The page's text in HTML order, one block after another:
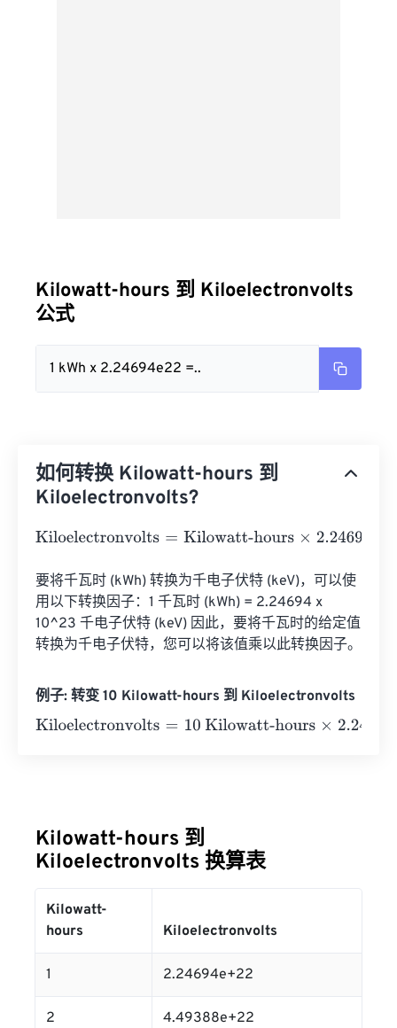
Kilowatt-hours 到 Kiloelectronvolts
公式
1 kWh x 2.24694e22 =..
如何转换 Kilowatt-hours 到
Kiloelectronvolts?
Kiloelectronvolts=Kilowatt-hours×2.24694 e22
要将千瓦时 (kWh) 转换为千电子伏特 (keV)，可以使
用以下转换因子：1 千瓦时 (kWh) = 2.24694 x
10^23 千电子伏特 (keV) 因此，要将千瓦时的给定值
转换为千电子伏特，您可以将该值乘以此转换因子。
例子: 转变 10 Kilowatt-hours 到 Kiloelectronvolts
Kiloelectronvolts=10 Kilowatt-hours×2.24694e 22=
Kilowatt-hours 到
Kiloelectronvolts 换算表
Kilowatt-
hours
Kiloelectronvolts
1 2.24694e+22
2 4.49388e+22